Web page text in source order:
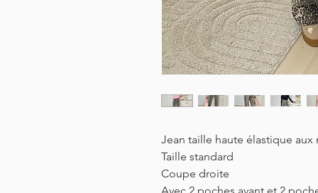
Jean taille haute élastique
Taille standard
Coupe droite
Avec 2 poches avant et 2